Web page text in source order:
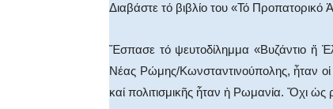
Διαβάστε τό βιβλίο του «Τό Προπατορικό
Ἔσπασε τό ψευτοδίλημμα «Βυζάντιο ἤ
Νέας Ρώμης/Κωνσταντινούπολης, ἦταν οἱ
καί πολιτισμικῆς ἦταν ἡ Ρωμανία. Ὄχι